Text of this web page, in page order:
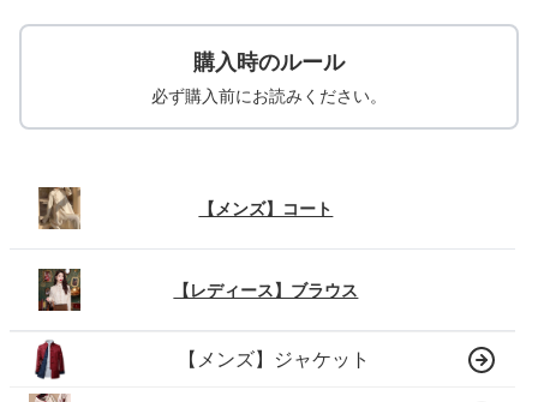
購入時のルール
必ず購入前にお読みください。
【メンズ】コート
【レディース】ブラウス
【メンズ】ジャケット